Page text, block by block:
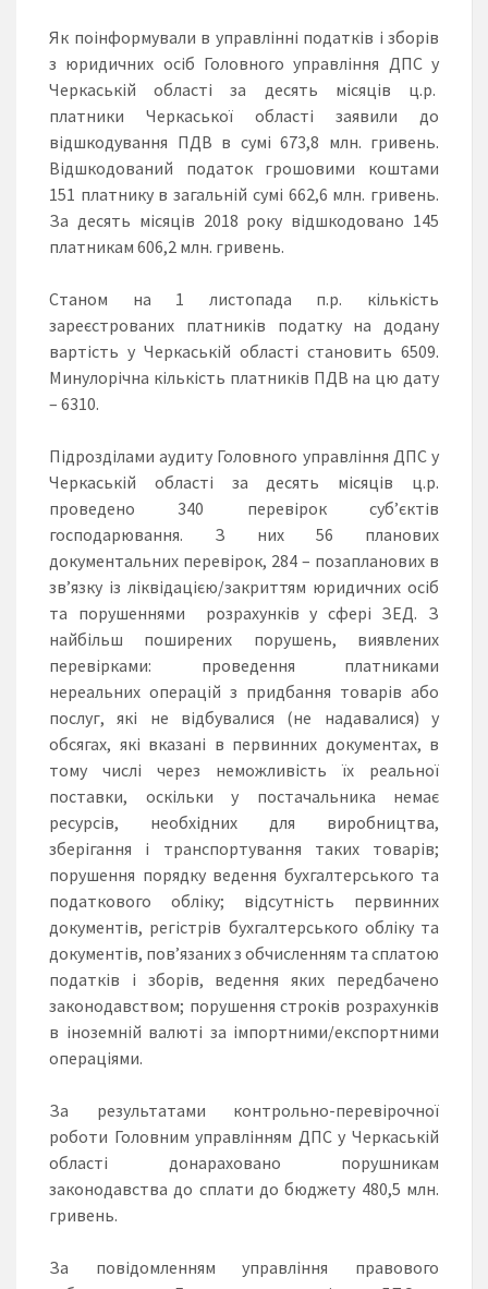
Як поінформували в управлінні податків і зборів
з юридичних осіб Головного управління ДПС у
Черкаській області за десять місяців ц.р.
платники Черкаської області заявили до
відшкодування ПДВ в сумі 673,8 млн. гривень.
Відшкодований податок грошовими коштами
151 платнику в загальній сумі 662,6 млн. гривень.
За десять місяців 2018 року відшкодовано 145
платникам 606,2 млн. гривень.
Станом на 1 листопада п.р. кількість
зареєстрованих платників податку на додану
вартість у Черкаській області становить 6509.
Минулорічна кількість платників ПДВ на цю дату
– 6310.
Підрозділами аудиту Головного управління ДПС у
Черкаській області за десять місяців ц.р.
проведено 340 перевірок суб’єктів
господарювання. З них 56 планових
документальних перевірок, 284 – позапланових в
зв’язку із ліквідацією/закриттям юридичних осіб
та порушеннями розрахунків у сфері ЗЕД. З
найбільш поширених порушень, виявлених
перевірками: проведення платниками
нереальних операцій з придбання товарів або
послуг, які не відбувалися (не надавалися) у
обсягах, які вказані в первинних документах, в
тому числі через неможливість їх реальної
поставки, оскільки у постачальника немає
ресурсів, необхідних для виробництва,
зберігання і транспортування таких товарів;
порушення порядку ведення бухгалтерського та
податкового обліку; відсутність первинних
документів, регістрів бухгалтерського обліку та
документів, пов’язаних з обчисленням та сплатою
податків і зборів, ведення яких передбачено
законодавством; порушення строків розрахунків
в іноземній валюті за імпортними/експортними
операціями.
За результатами контрольно-перевірочної
роботи Головним управлінням ДПС у Черкаській
області донараховано порушникам
законодавства до сплати до бюджету 480,5 млн.
гривень.
За повідомленням управління правового